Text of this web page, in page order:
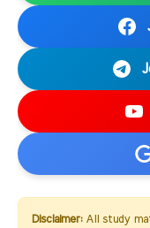
Disclaimer:All study